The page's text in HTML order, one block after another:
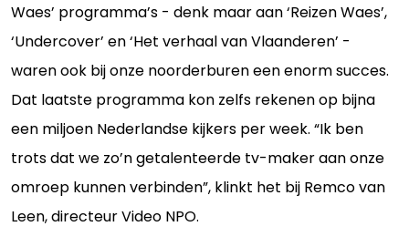
Waes’ programma’s - denk maar aan ‘Reizen Waes’,
‘Undercover’ en ‘Het verhaal van Vlaanderen’ -
waren ook bij onze noorderburen een enorm succes.
Dat laatste programma kon zelfs rekenen op bijna
een miljoen Nederlandse kijkers per week. “Ik ben
trots dat we zo’n getalenteerde tv-maker aan onze
omroep kunnen verbinden”, klinkt het bij Remco van
Leen, directeur Video NPO.